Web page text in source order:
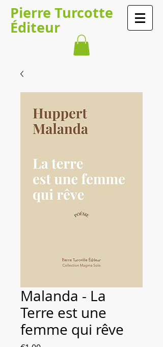
Pierre Turcotte
Éditeur
Malanda - La
Terre est une
femme qui rêve